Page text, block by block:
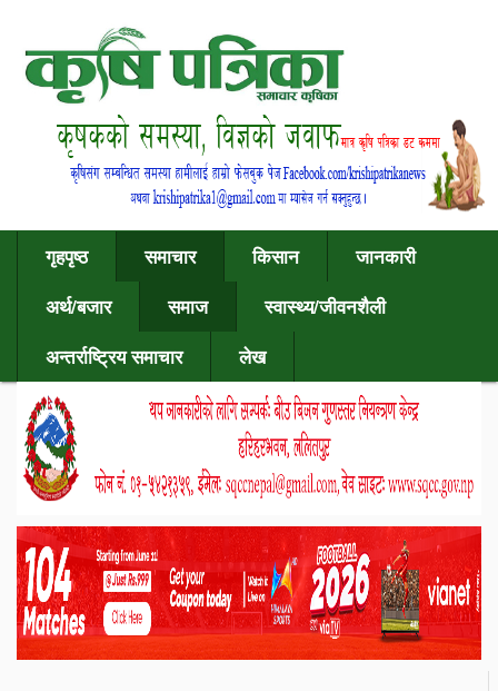
गृहपृष्ठ समाचार किसान
जानकारी
अर्थ/बजार
समाज
स्वास्थ्य/जीवनशैली
अन्तर्राष्ट्रिय समाचार
लेख